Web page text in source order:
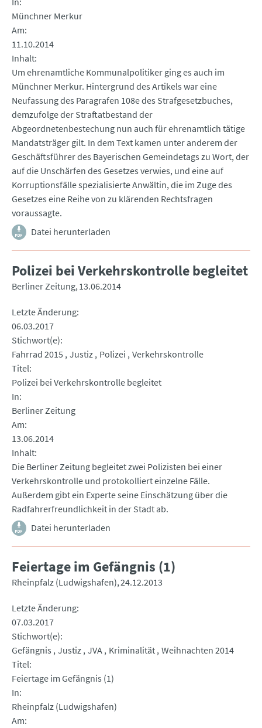
Münchner Merkur
Am
11.10.2014
Inhalt
Um ehrenamtliche Kommunalpolitiker ging es auch im
Münchner Merkur. Hintergrund des Artikels war eine
Neufassung des Paragrafen 108e des Strafgesetzbuches,
demzufolge der Straftatbestand der
Abgeordnetenbestechung nun auch für ehrenamtlich tätige
Mandatsträger gilt. In dem Text kamen unter anderem der
Geschäftsführer des Bayerischen Gemeindetags zu Wort, der
auf die Unschärfen des Gesetzes verwies, und eine auf
Korruptionsfälle spezialisierte Anwältin, die im Zuge des
Gesetzes eine Reihe von zu klärenden Rechtsfragen
voraussagte.
Datei herunterladen
Polizei bei Verkehrskontrolle begleitet
Berliner Zeitung 13.06.2014
Letzte Änderung
06.03.2017
Stichwort(e)
Fahrrad 2015 Justiz Polizei Verkehrskontrolle
Titel
Polizei bei Verkehrskontrolle begleitet
In
Berliner Zeitung
Am
13.06.2014
Inhalt
Die Berliner Zeitung begleitet zwei Polizisten bei einer
Verkehrskontrolle und protokolliert einzelne Fälle.
Außerdem gibt ein Experte seine Einschätzung über die
Radfahrerfreundlichkeit in der Stadt ab.
Datei herunterladen
Feiertage im Gefängnis (1)
Rheinpfalz (Ludwigshafen) 24.12.2013
Letzte Änderung
07.03.2017
Stichwort(e)
Gefängnis Justiz JVA Kriminalität Weihnachten 2014
Titel
Feiertage im Gefängnis (1)
In
Rheinpfalz (Ludwigshafen)
Am